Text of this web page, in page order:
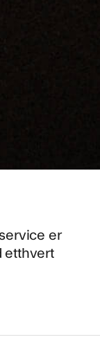
er
etthvert